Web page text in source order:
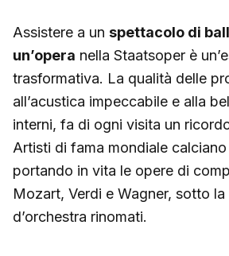
Assistere a un spettacolo di
un’opera nella Staatsoper è
trasformativa. La qualità delle
all’acustica impeccabile e alla
interni, fa di ogni visita un
Artisti di fama mondiale
portando in vita le opere di
Mozart, Verdi e Wagner, sotto
d’orchestra rinomati.